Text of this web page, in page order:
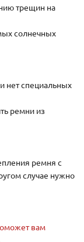
трещин на
солнечных
нет специальных
ремни из
ремня с
случае нужно
вам